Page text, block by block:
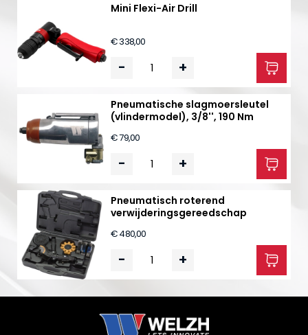
Mini Flexi-Air Drill
€ 338,00
- +
Pneumatische slagmoersleutel
(vlindermodel), 3/8'', 190 Nm
€ 79,00
- +
Pneumatisch roterend
verwijderingsgereedschap
€ 480,00
- +